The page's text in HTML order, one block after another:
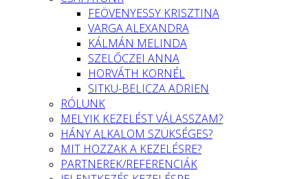
FEÖVENYESSY KRISZTINA
VARGA ALEXANDRA
KÁLMÁN MELINDA
SZELŐCZEI ANNA
HORVÁTH KORNÉL
SITKU-BELICZA ADRIEN
RÓLUNK
MELYIK KEZELÉST VÁLASSZAM?
HÁNY ALKALOM SZÜKSÉGES?
MIT HOZZAK A KEZELÉSRE?
PARTNEREK/REFERENCIÁK